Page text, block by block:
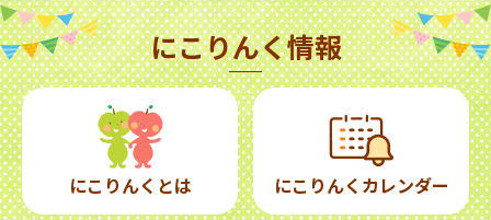
にこりんく情報
にこりんくとは にこりんくカレンダー